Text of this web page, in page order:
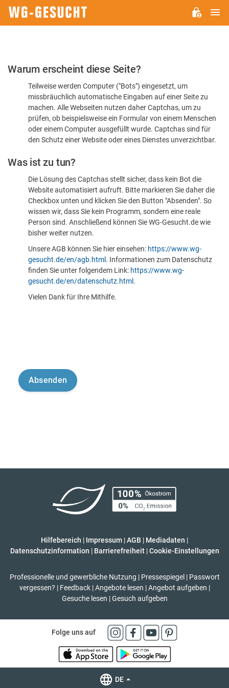
Bitte
dass
sind
Warum erscheint diese Seite?
Teilweise werden Computer ("Bots") eingesetzt, um
missbräuchlich automatische Eingaben auf einer Seite zu
machen. Alle Webseiten nutzen daher Captchas, um zu
prüfen, ob beispielsweise ein Formular von einem Menschen
oder einem Computer ausgefüllt wurde. Captchas sind für
den Schutz einer Website oder eines Dienstes unverzichtbar.
Was ist zu tun?
Die Lösung des Captchas stellt sicher, dass kein Bot die
Website automatisiert aufruft. Bitte markieren Sie daher die
Checkbox unten und klicken Sie den Button "Absenden". So
wissen wir, dass Sie kein Programm, sondern eine reale
Person sind. Anschließend können Sie WG-Gesucht.de wie
bisher weiter nutzen.
Unsere AGB können Sie hier einsehen: https://www.wg-
gesucht.de/en/agb.html . Informationen zum Datenschutz
finden Sie unter folgendem Link: https://www.wg-
gesucht.de/en/datenschutz.html .
Vielen Dank für Ihre Mithilfe.
Hilfebereich | Impressum |AGB | Mediadaten |
Datenschutzinformation | Barrierefreiheit | Cookie-Einstellungen
Professionelle und gewerbliche Nutzung | Pressespiegel | Passwort
vergessen? | Feedback | Angebote lesen | Angebot aufgeben |
Gesuche lesen | Gesuch aufgeben
Folge uns auf
DE